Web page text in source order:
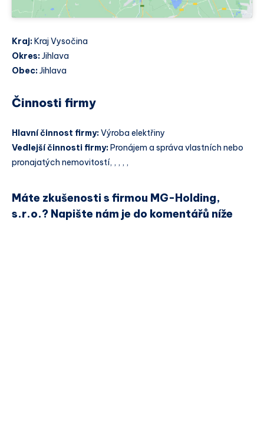
Kraj: Kraj Vysočina
Okres:Jihlava
Obec:Jihlava
Činnosti firmy
Hlavní činnost firmy:Výroba elektřiny
Vedlejší činnosti firmy:Pronájem a správa vlastních nebo
pronajatých nemovitostí, , , , ,
Máte zkušenosti s firmou MG-Holding,
s.r.o.? Napište nám je do komentářů níže